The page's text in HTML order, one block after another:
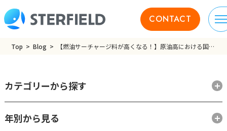
CONTACT
Top Blog 【燃油サーチャージ料が高くなる！】原油高における国際物流大手各社の対応
カテゴリーから探す
年別から見る